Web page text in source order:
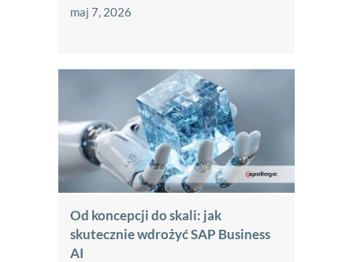
maj 7, 2026
Od koncepcji do skali: jak
skutecznie wdrożyć SAP Business
AI